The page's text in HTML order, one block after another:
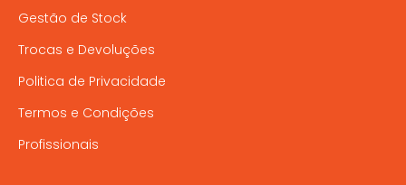
Gestão de Stock
Trocas e Devoluções
Politica de Privacidade
Termos e Condições
Profissionais